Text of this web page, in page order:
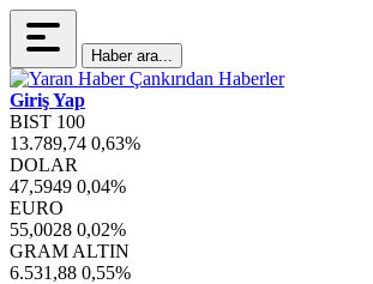
Haber ara...
Giriş Yap
BIST 100
13.789,74 0,63%
DOLAR
47,5949 0,04%
EURO
55,0028 0,02%
GRAM ALTIN
6.531,88 0,55%